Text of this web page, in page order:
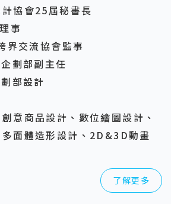
協會25屆秘書長
事
界交流協會監事
劃部副主任
部設計
意商品設計、數位繪圖設計、
面體造形設計、2D&3D動畫
了解更多